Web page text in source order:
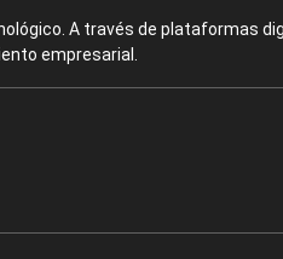
A través de plataformas
empresarial.